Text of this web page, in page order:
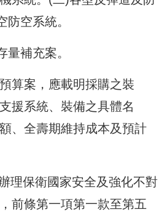
防空系統。
量補充案。
算案，應載明採購之裝
援系統、裝備之具體名
、全壽期維持成本及預計
理保衛國家安全及強化不對
前條第一項第一款至第五